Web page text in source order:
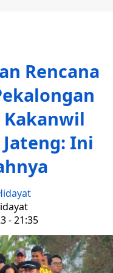
Rencana
Kakanwil
Ini
- 21:35